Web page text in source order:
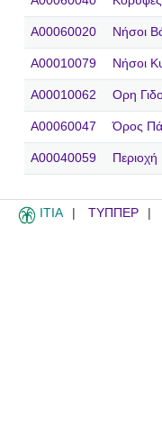
A00060020 Νήσοι
A00010079 Νήσοι
A00010062 Ορη
A00060047 Όρος
A00040059
ITIA ΤΥΠΠΕΡ